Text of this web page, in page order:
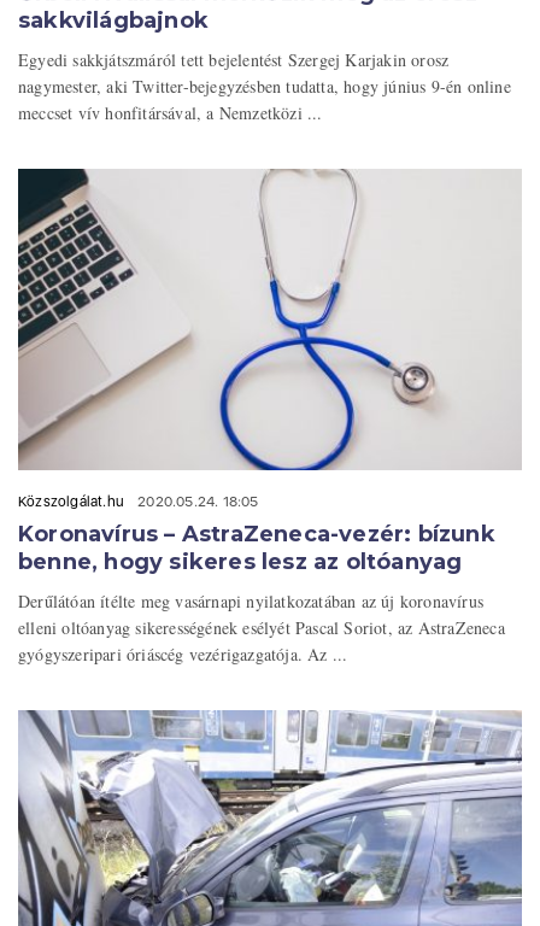
sakkvilágbajnok
Egyedi sakkjátszmáról tett bejelentést Szergej Karjakin orosz
nagymester, aki Twitter-bejegyzésben tudatta, hogy június 9-én online
meccset vív honfitársával, a Nemzetközi ...
Közszolgálat.hu 2020.05.24. 18:05
Koronavírus – AstraZeneca-vezér: bízunk
benne, hogy sikeres lesz az oltóanyag
Derűlátóan ítélte meg vasárnapi nyilatkozatában az új koronavírus
elleni oltóanyag sikerességének esélyét Pascal Soriot, az AstraZeneca
gyógyszeripari óriáscég vezérigazgatója. Az ...